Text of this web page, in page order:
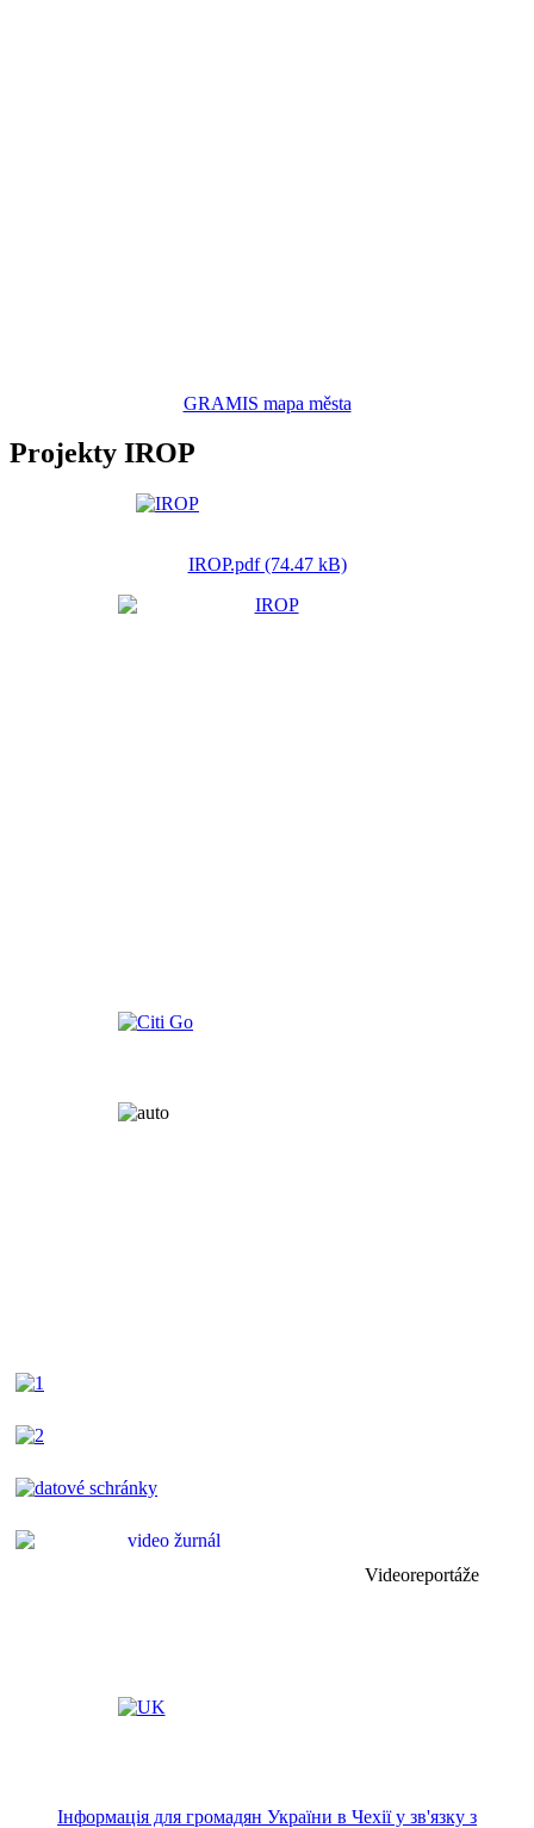
GRAMIS mapa města
Projekty IROP
IROP.pdf (74.47 kB)
Videoreportáže
Інформація для громадян України в Чехії у зв'язку з